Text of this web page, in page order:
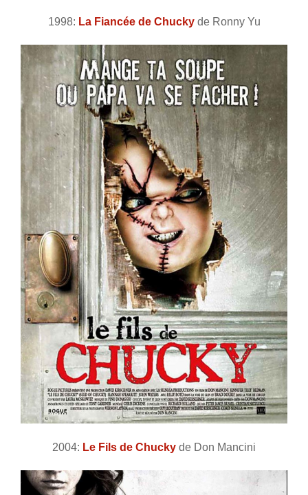
1998: La Fiancée de Chuckyde Ronny Yu
2004: Le Fils de Chucky de Don Mancini